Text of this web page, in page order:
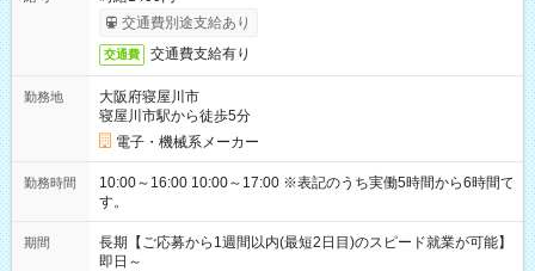
交通費別途支給あり
交通費 交通費支給有り
勤務地
大阪府寝屋川市
寝屋川市駅から徒歩5分
電子・機械系メーカー
勤務時間
10:00～16:00 10:00～17:00 ※表記のうち実働5時間から6時間で
す。
期間
長期【ご応募から1週間以内(最短2日目)のスピード就業が可能】
即日～